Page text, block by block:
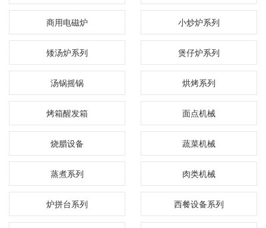
商用电磁炉 小炒炉系列
矮汤炉系列 煲仔炉系列
汤锅摇锅 烘烤系列
烤箱醒发箱 面点机械
烧腊设备 蔬菜机械
蒸煮系列 肉类机械
炉拼台系列 西餐设备系列